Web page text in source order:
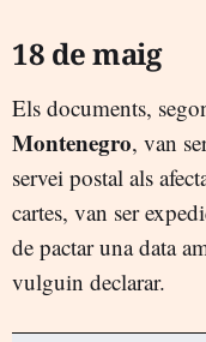
18 de maig
Els documents,
Montenegro, van
servei postal als
cartes, van ser
de pactar una data
vulguin declarar.